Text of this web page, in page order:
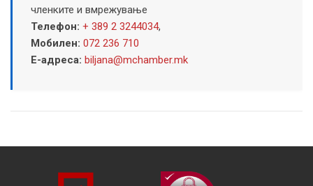
членките и вмрежување
Телефон: + 389 2 3244034,
Мобилен: 072 236 710
Е-адреса: biljana@mchamber.mk